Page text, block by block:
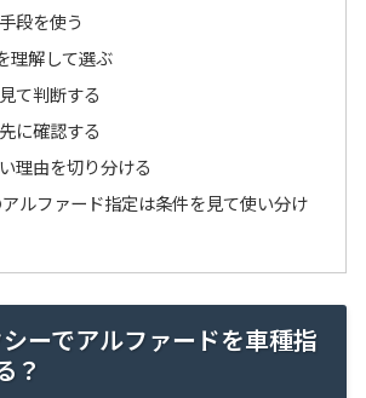
段を使う
理解して選ぶ
て判断する
に確認する
理由を切り分ける
ルファード指定は条件を見て使い分け
ーでアルファードを車種指
？